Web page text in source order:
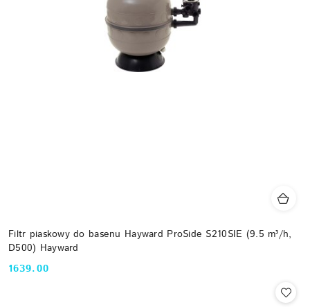
Filtr piaskowy do basenu Hayward ProSide S210SIE (9.5 m³/h,
D500) Hayward
Cena:
1639.00